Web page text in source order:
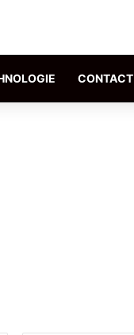
CONTACT